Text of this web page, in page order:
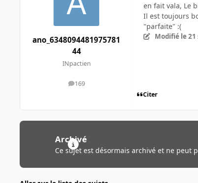
ano_6348094481975781
44
INpactien
169
messages
en fait vala, Le
Il est toujours
"parfaite" :(
Modifié le
Citer
Archivé
Ce sujet est désormais archivé et ne peut